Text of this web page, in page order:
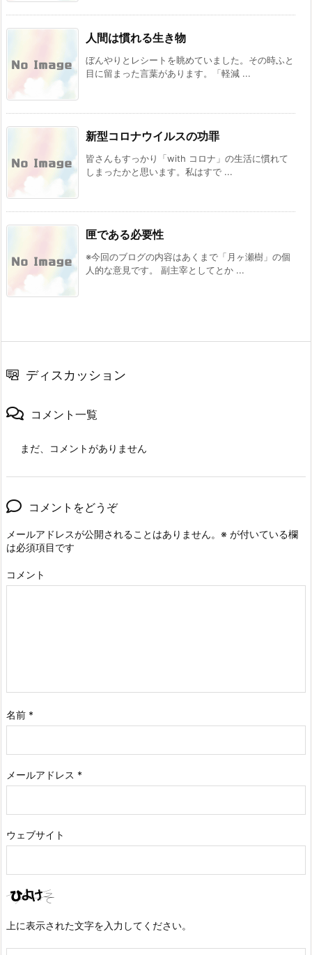
人間は慣れる生き物
ぼんやりとレシートを眺めていました。その時ふと
目に留まった言葉があります。「軽減 ...
新型コロナウイルスの功罪
皆さんもすっかり「with コロナ」の生活に慣れて
しまったかと思います。私はすで ...
匣である必要性
※今回のブログの内容はあくまで「月ヶ瀬樹」の個
人的な意見です。 副主宰としてとか ...
ディスカッション
コメント一覧
まだ、コメントがありません
コメントをどうぞ
メールアドレスが公開されることはありません。 ※ が付いている欄
は必須項目です
コメント
名前 *
メールアドレス *
ウェブサイト
上に表示された文字を入力してください。